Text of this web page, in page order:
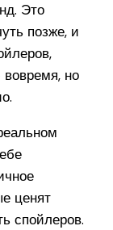
Это
позже, и
но
ценят
спойлеров.